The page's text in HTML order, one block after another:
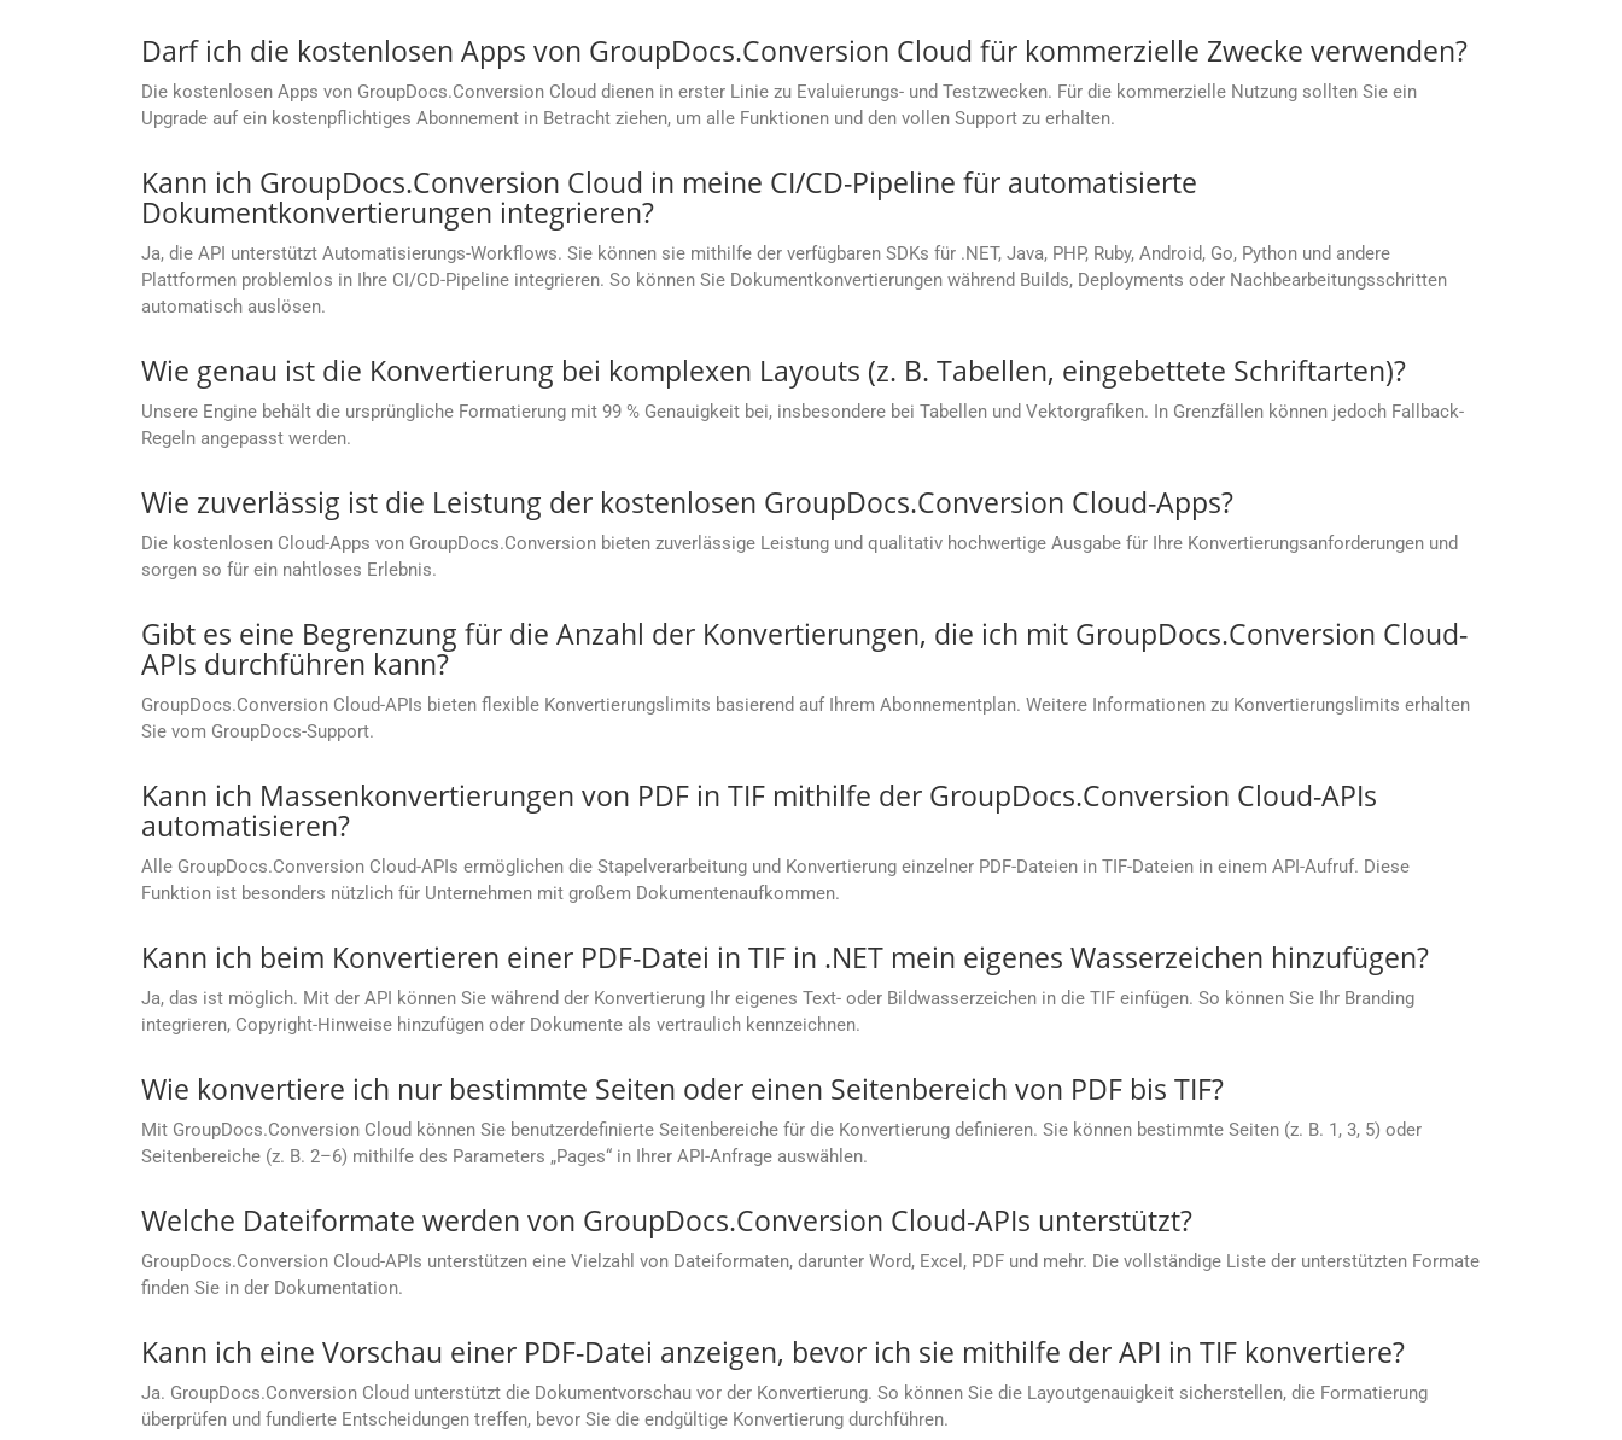
Darf ich die kostenlosen Apps von GroupDocs.Conversion Cloud für kommerzielle Zwecke verwenden?
Die kostenlosen Apps von GroupDocs.Conversion Cloud dienen in erster Linie zu Evaluierungs- und Testzwecken. Für die kommerzielle Nutzung sollten Sie ein
Upgrade auf ein kostenpflichtiges Abonnement in Betracht ziehen, um alle Funktionen und den vollen Support zu erhalten.
Kann ich GroupDocs.Conversion Cloud in meine CI/CD-Pipeline für automatisierte
Dokumentkonvertierungen integrieren?
Ja, die API unterstützt Automatisierungs-Workflows. Sie können sie mithilfe der verfügbaren SDKs für .NET, Java, PHP, Ruby, Android, Go, Python und andere
Plattformen problemlos in Ihre CI/CD-Pipeline integrieren. So können Sie Dokumentkonvertierungen während Builds, Deployments oder Nachbearbeitungsschritten
automatisch auslösen.
Wie genau ist die Konvertierung bei komplexen Layouts (z. B. Tabellen, eingebettete Schriftarten)?
Unsere Engine behält die ursprüngliche Formatierung mit 99 % Genauigkeit bei, insbesondere bei Tabellen und Vektorgrafiken. In Grenzfällen können jedoch Fallback-
Regeln angepasst werden.
Wie zuverlässig ist die Leistung der kostenlosen GroupDocs.Conversion Cloud-Apps?
Die kostenlosen Cloud-Apps von GroupDocs.Conversion bieten zuverlässige Leistung und qualitativ hochwertige Ausgabe für Ihre Konvertierungsanforderungen und
sorgen so für ein nahtloses Erlebnis.
Gibt es eine Begrenzung für die Anzahl der Konvertierungen, die ich mit GroupDocs.Conversion Cloud-
APIs durchführen kann?
GroupDocs.Conversion Cloud-APIs bieten flexible Konvertierungslimits basierend auf Ihrem Abonnementplan. Weitere Informationen zu Konvertierungslimits erhalten
Sie vom GroupDocs-Support.
Kann ich Massenkonvertierungen von PDF in TIF mithilfe der GroupDocs.Conversion Cloud-APIs
automatisieren?
Alle GroupDocs.Conversion Cloud-APIs ermöglichen die Stapelverarbeitung und Konvertierung einzelner PDF-Dateien in TIF-Dateien in einem API-Aufruf. Diese
Funktion ist besonders nützlich für Unternehmen mit großem Dokumentenaufkommen.
Kann ich beim Konvertieren einer PDF-Datei in TIF in .NET mein eigenes Wasserzeichen hinzufügen?
Ja, das ist möglich. Mit der API können Sie während der Konvertierung Ihr eigenes Text- oder Bildwasserzeichen in die TIF einfügen. So können Sie Ihr Branding
integrieren, Copyright-Hinweise hinzufügen oder Dokumente als vertraulich kennzeichnen.
Wie konvertiere ich nur bestimmte Seiten oder einen Seitenbereich von PDF bis TIF?
Mit GroupDocs.Conversion Cloud können Sie benutzerdefinierte Seitenbereiche für die Konvertierung definieren. Sie können bestimmte Seiten (z. B. 1, 3, 5) oder
Seitenbereiche (z. B. 2–6) mithilfe des Parameters „Pages“ in Ihrer API-Anfrage auswählen.
Welche Dateiformate werden von GroupDocs.Conversion Cloud-APIs unterstützt?
GroupDocs.Conversion Cloud-APIs unterstützen eine Vielzahl von Dateiformaten, darunter Word, Excel, PDF und mehr. Die vollständige Liste der unterstützten Formate
finden Sie in der Dokumentation.
Kann ich eine Vorschau einer PDF-Datei anzeigen, bevor ich sie mithilfe der API in TIF konvertiere?
Ja. GroupDocs.Conversion Cloud unterstützt die Dokumentvorschau vor der Konvertierung. So können Sie die Layoutgenauigkeit sicherstellen, die Formatierung
überprüfen und fundierte Entscheidungen treffen, bevor Sie die endgültige Konvertierung durchführen.